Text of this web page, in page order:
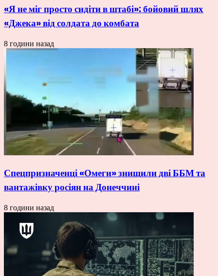
«Я не міг просто сидіти в штабі»: бойовий шлях
«Джека» від солдата до комбата
8 години назад
Спецпризначенці «Омеги» знищили дві ББМ та
вантажівку росіян на Донеччині
8 години назад